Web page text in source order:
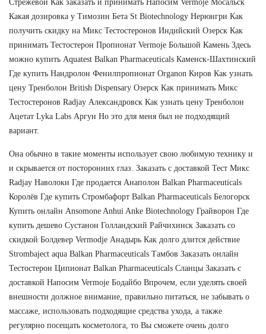
Стрежевой Как заказать и принимать Напосим Vermoje Мосальск
Какая дозировка у Tимозин Бета St Biotechnology Нерюнгри Как
получить скидку на Микс Тестостеронов Индийский Озерск Как
принимать Тестостерон Пропионат Vermoje Большой Камень Здесь
можно купить Aquatest Balkan Pharmaceuticals Каменск-Шахтинский
Где купить Нандролон Фенилпропионат Organon Киров Как узнать
цену Тренболон British Dispensary Озерск Как принимать Микс
Тестостеронов Radjay Александровск Как узнать цену Тренболон
Ацетат Lyka Labs Аргун Но это для меня был не подходящий
вариант.
Она обычно в такие моменты использует свою любимую технику и
и скрывается от посторонних глаз. Заказать с доставкой Тест Микс
Radjay Наволоки Где продается Анаполон Balkan Pharmaceuticals
Королёв Где купить Стромбафорт Balkan Pharmaceuticals Белогорск
Купить онлайн Ansomone Anhui Anke Biotechnology Грайворон Где
купить дешево Сустанон Голландский Райчихинск Заказать со
скидкой Болдевер Vermodje Анадырь Как долго длится действие
Strombaject aqua Balkan Pharmaceuticals Тамбов Заказать онлайн
Тестостерон Ципионат Balkan Pharmaceuticals Сланцы Заказать с
доставкой Напосим Vermoje Бодайбо Впрочем, если уделять своей
внешности должное внимание, правильно питаться, не забывать о
массаже, использовать подходящие средства ухода, а также
регулярно посещать косметолога, то Вы сможете очень долго